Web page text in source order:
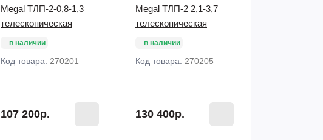
Megal ТЛП-2-0,8-1,3
телескопическая
в наличии
Код товара: 270201
107 200р.
Megal ТЛП-2 2,1-3,7
телескопическая
в наличии
Код товара: 270205
130 400р.